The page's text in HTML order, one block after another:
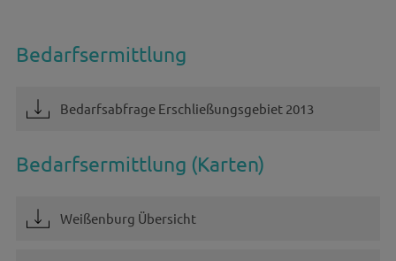
Bedarfsermittlung
Bedarfsabfrage Erschließungsgebiet 2013
Bedarfsermittlung (Karten)
Weißenburg Übersicht